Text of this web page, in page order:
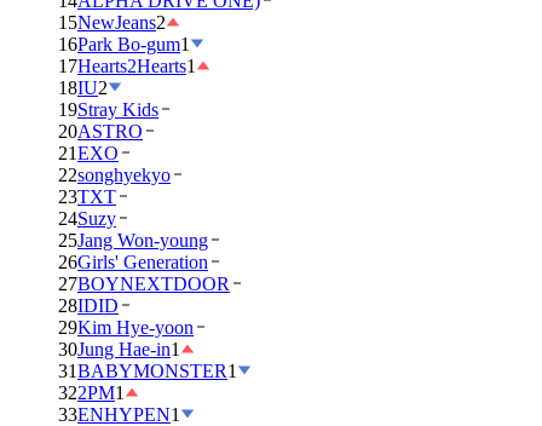
15NewJeans2
16Park Bo-gum1
17Hearts2Hearts1
18IU2
19Stray Kids
20ASTRO
21EXO
22songhyekyo
23TXT
24Suzy
25Jang Won-young
26Girls' Generation
27BOYNEXTDOOR
28IDID
29Kim Hye-yoon
30Jung Hae-in1
31BABYMONSTER1
322PM1
33ENHYPEN1